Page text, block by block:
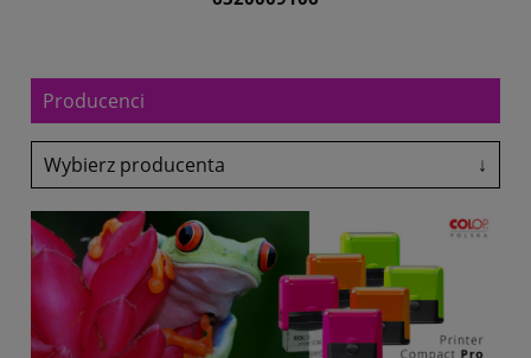
Producenci
Wybierz producenta ↓
Antalis
Avery-Zweckform
Black Point
Canon
Coloris